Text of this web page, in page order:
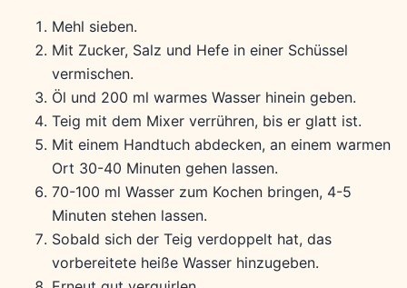
Mehl sieben.
Mit Zucker, Salz und Hefe in einer Schüssel
vermischen.
Öl und 200 ml warmes Wasser hinein geben.
Teig mit dem Mixer verrühren, bis er glatt ist.
Mit einem Handtuch abdecken, an einem warmen
Ort 30-40 Minuten gehen lassen.
70-100 ml Wasser zum Kochen bringen, 4-5
Minuten stehen lassen.
Sobald sich der Teig verdoppelt hat, das
vorbereitete heiße Wasser hinzugeben.